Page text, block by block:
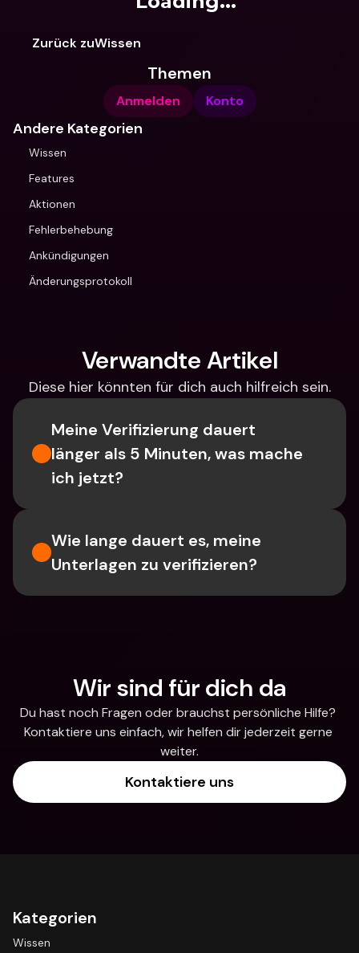
Zurück zuWissen
Themen
Anmelden Konto
Andere Kategorien
Wissen
Features
Aktionen
Fehlerbehebung
Ankündigungen
Änderungsprotokoll
Verwandte Artikel
Diese hier könnten für dich auch hilfreich sein.
Meine Verifizierung dauert
länger als 5 Minuten, was mache
ich jetzt?
Wie lange dauert es, meine
Unterlagen zu verifizieren?
Wir sind für dich da
Du hast noch Fragen oder brauchst persönliche Hilfe?
Kontaktiere uns einfach, wir helfen dir jederzeit gerne
weiter.
Kontaktiere uns
Kategorien
Wissen